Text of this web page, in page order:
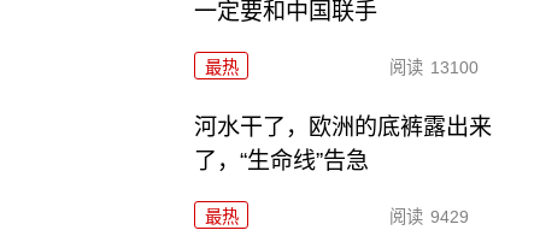
一定要和中国联手
最热 阅读 13100
河水干了，欧洲的底裤露出来
了，“生命线”告急
最热 阅读 9429